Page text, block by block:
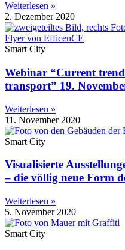
Weiterlesen »
2. Dezember 2020
Smart City
Webinar “Current
transport” 19.
Weiterlesen »
11. November 2020
Smart City
Visualisierte
– die völlig neue Form
Weiterlesen »
5. November 2020
Smart City